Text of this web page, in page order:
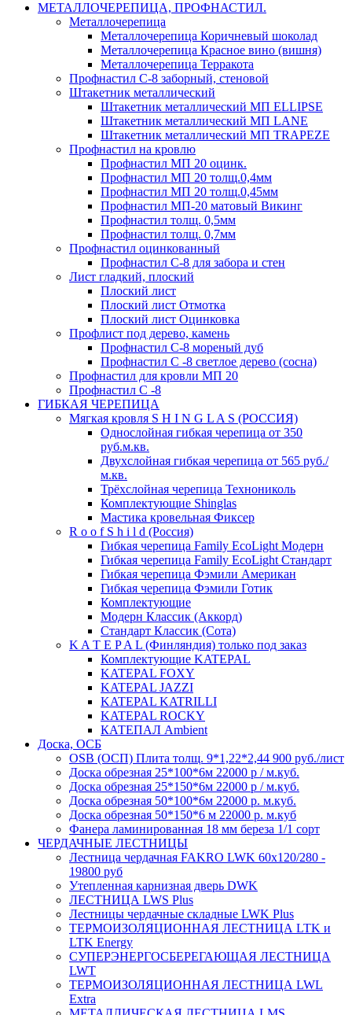
МЕТАЛЛОЧЕРЕПИЦА, ПРОФНАСТИЛ.
Металлочерепица
Металлочерепица Коричневый шоколад
Металлочерепица Красное вино (вишня)
Металлочерепица Терракота
Профнастил С-8 заборный, стеновой
Штакетник металлический
Штакетник металлический МП ELLIPSE
Штакетник металлический МП LАNE
Штакетник металлический МП TRAPEZE
Профнастил на кровлю
Профнастил МП 20 оцинк.
Профнастил МП 20 толщ.0,4мм
Профнастил МП 20 толщ.0,45мм
Профнастил МП-20 матовый Викинг
Профнастил толщ. 0,5мм
Профнастил толщ. 0,7мм
Профнастил оцинкованный
Профнастил С-8 для забора и стен
Лист гладкий, плоский
Плоский лист
Плоский лист Отмотка
Плоский лист Оцинковка
Профлист под дерево, камень
Профнастил С-8 мореный дуб
Профнастил С -8 светлое дерево (сосна)
Профнастил для кровли МП 20
Профнастил С -8
ГИБКАЯ ЧЕРЕПИЦА
Мягкая кровля S H I N G L A S (РОССИЯ)
Однослойная гибкая черепица от 350
руб.м.кв.
Двухслойная гибкая черепица от 565 руб./
м.кв.
Трёхслойная черепица Технониколь
Комплектующие Shinglas
Мастика кровельная Фиксер
R o o f S h i l d (Россия)
Гибкая черепица Family ЕсоLight Модерн
Гибкая черепица Family ЕсоLight Стандарт
Гибкая черепица Фэмили Американ
Гибкая черепица Фэмили Готик
Комплектующие
Модерн Классик (Аккорд)
Стандарт Классик (Сота)
K A T E P A L (Финляндия) только под заказ
Комплектующие KATEPAL
KATEPAL FOXY
KATEPAL JAZZI
KATEPAL KATRILLI
KATEPAL ROCKY
КАТЕПАЛ Ambient
Доска, ОСБ
OSB (ОСП) Плита толщ. 9*1,22*2,44 900 руб./лист
Доска обрезная 25*100*6м 22000 р / м.куб.
Доска обрезная 25*150*6м 22000 р / м.куб.
Доска обрезная 50*100*6м 22000 р. м.куб.
Доска обрезная 50*150*6 м 22000 р. м.куб
Фанера ламинированная 18 мм береза 1/1 сорт
ЧЕРДАЧНЫЕ ЛЕСТНИЦЫ
Лестница чердачная FAKRO LWK 60х120/280 -
19800 руб
Утепленная карнизная дверь DWK
ЛЕСТНИЦА LWS Plus
Лестницы чердачные складные LWK Plus
ТЕРМОИЗОЛЯЦИОННАЯ ЛЕСТНИЦА LTK и
LTK Energy
СУПЕРЭНЕРГОСБЕРЕГАЮЩАЯ ЛЕСТНИЦА
LWT
ТЕРМОИЗОЛЯЦИОННАЯ ЛЕСТНИЦА LWL
Extra